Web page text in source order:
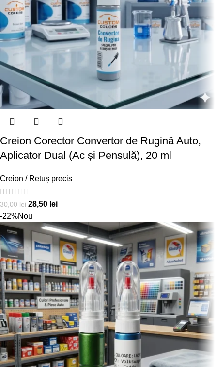
Creion Corector Convertor de Rugină Auto,
Aplicator Dual (Ac și Pensulă), 20 ml
Creion / Retuș precis
30,00lei 28,50 lei
-22%Nou